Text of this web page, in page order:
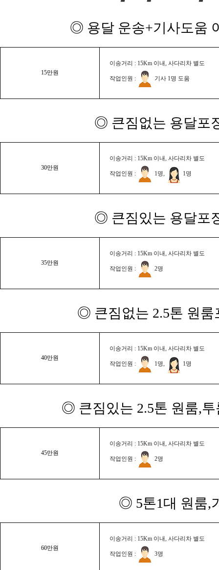
◎ 용달 운송+기사도움
15만원
이송거리 : 15Km 이내, 사다리차 별도
작업인원 : 기사 1명 도움
◎ 큰짐없는 용달포
30만원
이송거리 : 15Km 이내, 사다리차 별도
작업인원 : 1명, 1명
◎ 큰짐있는 용달포
35만원
이송거리 : 15Km 이내, 사다리차 별도
작업인원 : 2명
◎ 큰짐없는 2.5톤 원룸
40만원
이송거리 : 15Km 이내, 사다리차 별도
작업인원 : 1명, 1명
◎ 큰짐있는 2.5톤 원룸,
45만원
이송거리 : 15Km 이내, 사다리차 별도
작업인원 : 2명
◎ 5톤1대 원룸,
60만원
이송거리 : 15Km 이내, 사다리차 별도
작업인원 : 3명